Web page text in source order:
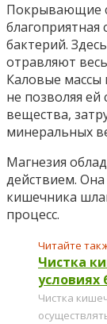
Покрывающие
благоприятная
бактерий.
отравляют
Каловые
не позволяя
вещества,
минеральных
Магнезия
действием.
кишечника
процесс.
Читайте
Чистка
условиях
Чистка